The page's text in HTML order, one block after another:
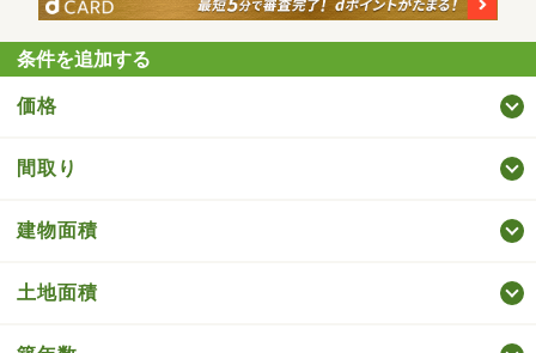
条件を追加する
価格
間取り
建物面積
土地面積